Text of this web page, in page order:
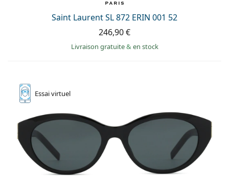
Saint Laurent SL 872 ERIN 001 52
246,90 €
Livraison gratuite& en stock
Essaivirtuel